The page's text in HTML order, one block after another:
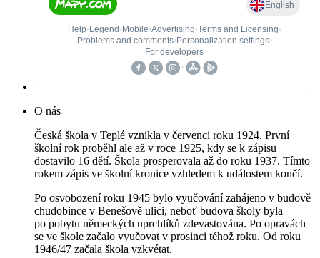
O nás
Česká škola v Teplé vznikla v červenci roku 1924. První
školní rok proběhl ale až v roce 1925, kdy se k zápisu
dostavilo 16 dětí. Škola prosperovala až do roku 1937. Tímto
rokem zápis ve školní kronice vzhledem k událostem končí.
Po osvobození roku 1945 bylo vyučování zahájeno v budově
chudobince v Benešově ulici, neboť budova školy byla
po pobytu německých uprchlíků zdevastována. Po opravách
se ve škole začalo vyučovat v prosinci téhož roku. Od roku
1946/47 začala škola vzkvétat.